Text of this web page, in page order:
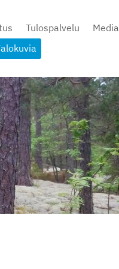
Tulospalvelu Media